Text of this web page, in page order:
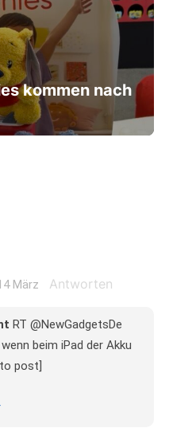
kommen nach
März Antworten
RT @NewGadgetsDe
beim iPad der Akku
post]